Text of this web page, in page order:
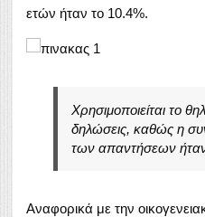
ετών ήταν το 10.4%.
Χρησιμοποιείται το
δηλώσεις, καθώς η
των απαντήσεων
Αναφορικά με την